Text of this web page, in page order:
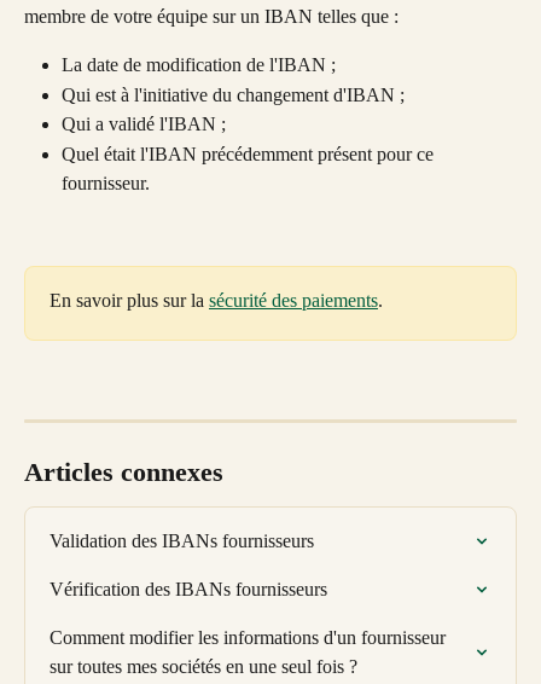
membre de votre équipe sur un IBAN telles que :
La date de modification de l'IBAN ;
Qui est à l'initiative du changement d'IBAN ;
Qui a validé l'IBAN ;
Quel était l'IBAN précédemment présent pour ce
fournisseur.
En savoir plus sur la sécurité des paiements.
Articles connexes
Validation des IBANs fournisseurs
Vérification des IBANs fournisseurs
Comment modifier les informations d'un fournisseur
sur toutes mes sociétés en une seul fois ?